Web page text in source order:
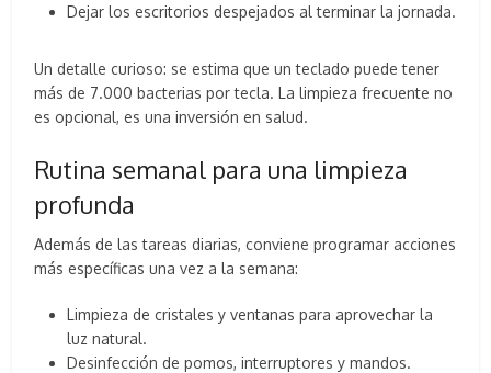
Dejar los escritorios despejados al terminar la jornada.
Un detalle curioso: se estima que un teclado puede tener
más de 7.000 bacterias por tecla. La limpieza frecuente no
es opcional, es una inversión en salud.
Rutina semanal para una limpieza
profunda
Además de las tareas diarias, conviene programar acciones
más específicas una vez a la semana:
Limpieza de cristales y ventanas para aprovechar la
luz natural.
Desinfección de pomos, interruptores y mandos.